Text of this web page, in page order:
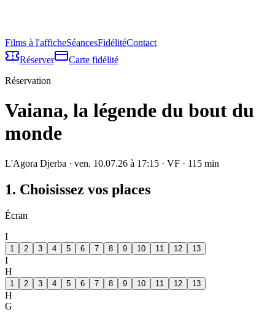
Films à l'afficheSéancesFidélitéContact
Réserver
Carte fidélité
Réservation
Vaiana, la légende du bout du
monde
L'Agora Djerba · ven. 10.07.26 à 17:15 · VF · 115 min
1. Choisissez vos places
Écran
I
1 2 3 4 5 6 7 8 9 10 11 12 13
I
H
1 2 3 4 5 6 7 8 9 10 11 12 13
H
G